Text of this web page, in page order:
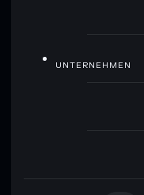
UNTERNEHMEN